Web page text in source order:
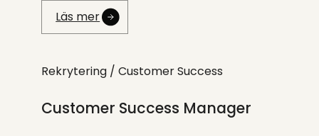
Läs mer
Rekrytering / Customer Success
Customer Success Manager